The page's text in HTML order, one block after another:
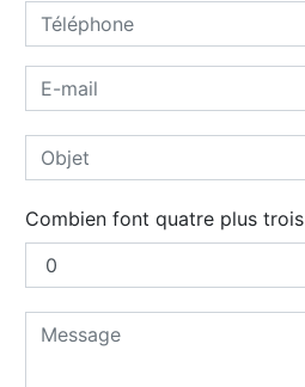
Combien font quatre plus trois